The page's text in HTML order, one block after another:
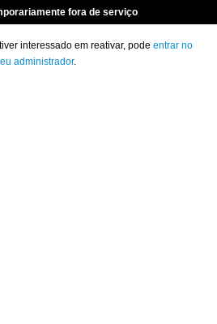
fora de serviço
interessado em reativar, pode entrar no
administrador.